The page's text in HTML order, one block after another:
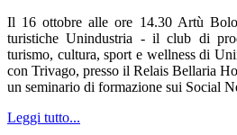
Il 16 ottobre alle ore 14.30 Artù
turistiche Unindustria - il club di
turismo, cultura, sport e wellness di
con Trivago, presso il Relais Bellaria
un seminario di formazione sui Social
Leggi tutto...